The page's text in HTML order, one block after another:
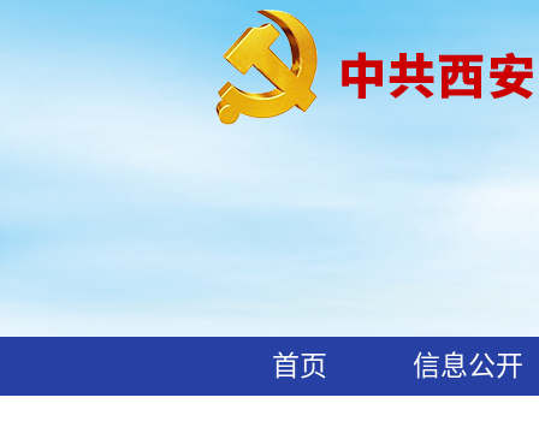
首页
信息公开